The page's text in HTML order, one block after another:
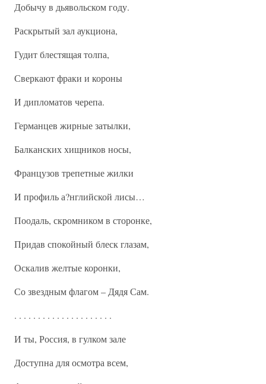
Добычу в дьявольском году.
Раскрытый зал аукциона,
Гудит блестящая толпа,
Сверкают фраки и короны
И дипломатов черепа.
Германцев жирные затылки,
Балканских хищников носы,
Французов трепетные жилки
И профиль а?нглийской лисы…
Поодаль, скромником в сторонке,
Придав спокойный блеск глазам,
Оскалив желтые коронки,
Со звездным флагом – Дядя Сам.
. . . . . . . . . . . . . . . . . . . . .
И ты, Россия, в гулком зале
Доступна для осмотра всем,